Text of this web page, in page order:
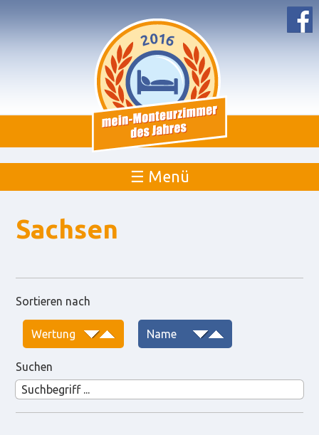
☰ Menü
Sachsen
Sortieren nach
Suchen